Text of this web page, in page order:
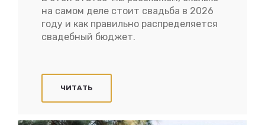
на самом деле стоит свадьба в 2026
году и как правильно распределяется
свадебный бюджет.
ЧИТАТЬ